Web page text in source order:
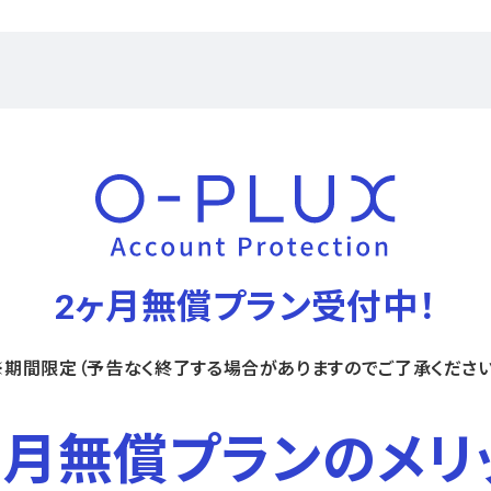
2ヶ月無償プラン受付中！
間限定（予告なく終了する場合がありますのでご了承くださ
無償プランのメリ